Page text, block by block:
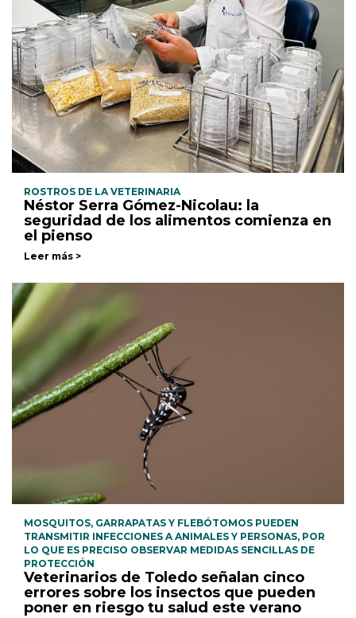
ROSTROS DE LA VETERINARIA
Néstor Serra Gómez-Nicolau: la
seguridad de los alimentos comienza en
el pienso
Leer más >
MOSQUITOS, GARRAPATAS Y FLEBÓTOMOS PUEDEN
TRANSMITIR INFECCIONES A ANIMALES Y PERSONAS, POR
LO QUE ES PRECISO OBSERVAR MEDIDAS SENCILLAS DE
PROTECCIÓN
Veterinarios de Toledo señalan cinco
errores sobre los insectos que pueden
poner en riesgo tu salud este verano